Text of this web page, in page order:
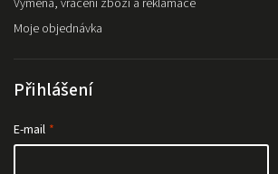
Výměna, vrácení zboží a reklamace
Moje objednávka
Přihlášení
E-mail